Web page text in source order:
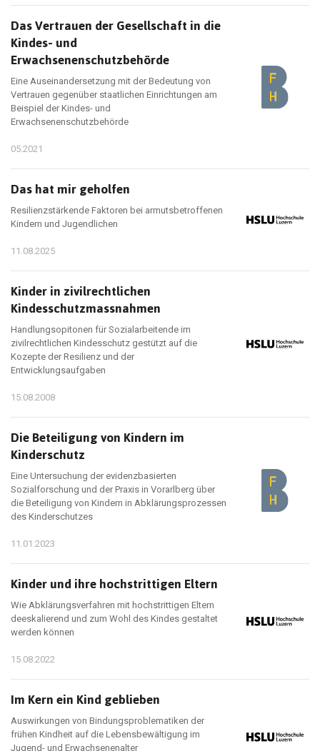
Das Vertrauen der Gesellschaft in die
Kindes- und
Erwachsenenschutzbehörde
Eine Auseinandersetzung mit der Bedeutung von
Vertrauen gegenüber staatlichen Einrichtungen am
Beispiel der Kindes- und
Erwachsenenschutzbehörde
05.2021
Das hat mir geholfen
Resilienzstärkende Faktoren bei armutsbetroffenen
Kindern und Jugendlichen
11.08.2025
Kinder in zivilrechtlichen
Kindesschutzmassnahmen
Handlungsopitonen für Sozialarbeitende im
zivilrechtlichen Kindesschutz gestützt auf die
Kozepte der Resilienz und der
Entwicklungsaufgaben
15.08.2008
Die Beteiligung von Kindern im
Kinderschutz
Eine Untersuchung der evidenzbasierten
Sozialforschung und der Praxis in Vorarlberg über
die Beteiligung von Kindern in Abklärungsprozessen
des Kinderschutzes
11.01.2023
Kinder und ihre hochstrittigen Eltern
Wie Abklärungsverfahren mit hochstrittigen Eltern
deeskalierend und zum Wohl des Kindes gestaltet
werden können
15.08.2022
Im Kern ein Kind geblieben
Auswirkungen von Bindungsproblematiken der
frühen Kindheit auf die Lebensbewältigung im
Jugend- und Erwachsenenalter